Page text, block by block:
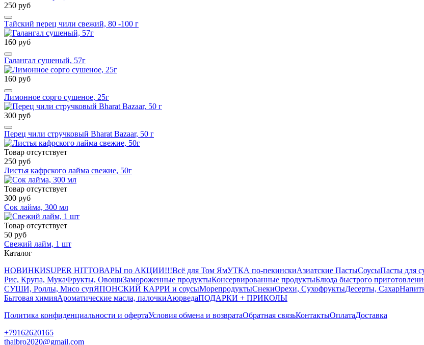
250 руб
Тайский перец чили свежий, 80 -100 г
160 руб
Галангал сушеный, 57г
160 руб
Лимонное сорго сушеное, 25г
300 руб
Перец чили стручковый Bharat Bazaar, 50 г
Товар отсутствует
250 руб
Листья кафрского лайма свежие, 50г
Товар отсутствует
300 руб
Сок лайма, 300 мл
Товар отсутствует
50 руб
Свежий лайм, 1 шт
Каталог
НОВИНКИSUPER HITТОВАРЫ по АКЦИИ!!!Всё для Том ЯмУТКА по-пекинскиАзиатские ПастыСоусыПасты для
Рис, Крупа, МукаФрукты, ОвощиЗамороженные продуктыКонсервированные продуктыБлюда быстрого
СУШИ, Роллы, Мисо супЯПОНСКИЙ КАРРИ и соусыМорепродуктыСнекиОрехи, СухофруктыДесерты, Сахар
Бытовая химияАроматические масла, палочкиАюрведаПОДАРКИ + ПРИКОЛЫ
Политика конфиденциальности и офертаУсловия обмена и возвратаОбратная связьКонтактыОплатаДоставка
+79162620165
thaibro2020@gmail.com